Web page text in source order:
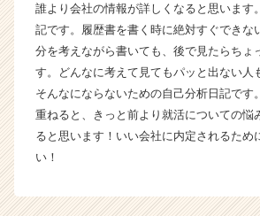
（C
h
e
e
r
C
a
誰より会社の情報が詳しくなると思います
記です。履歴書を書く時に絶対すぐできな
分を考えながら書いても、後で見たらちょ
す。どんなに考えて見てもパッと出ない人
そんなにならないための自己分析日記です
重ねると、きっと前より就活についての悩
ると思います！いい会社に内定されるため
い！